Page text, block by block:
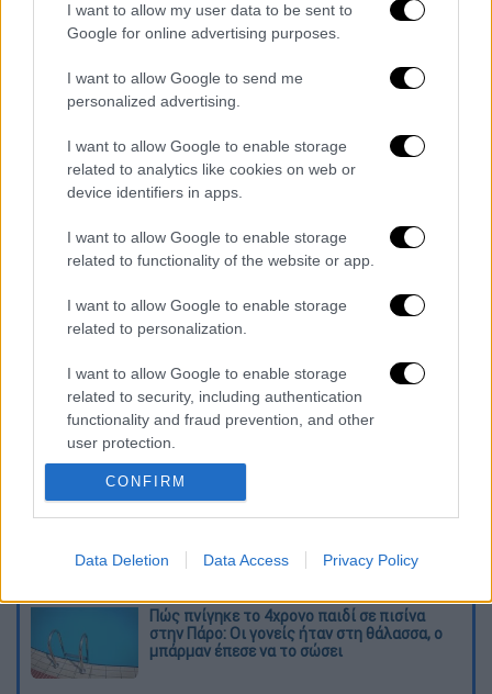
I want to allow my user data to be sent to
Google for online advertising purposes.
I want to allow Google to send me
personalized advertising.
I want to allow Google to enable storage
related to analytics like cookies on web or
device identifiers in apps.
I want to allow Google to enable storage
related to functionality of the website or app.
I want to allow Google to enable storage
related to personalization.
I want to allow Google to enable storage
related to security, including authentication
functionality and fraud prevention, and other
user protection.
CONFIRM
Data Deletion Data Access Privacy Policy
ΕΘΝΟΣ θα παρεμβαίνει και τα προσβλητικά σχόλια θα
διαγράφονται
καταχώρηση
Διαβάστε ακόμη
Από το Μίσιγκαν στον Λευκό Οίκο: Τι
σημαίνει η νίκη του Αμπντούλ Ελ-Σαγέντ
για τους Δημοκρατικούς
Εκείνος που άλλαξε την πορεία της
Πώς πνίγηκε το 4χρονο παιδί σε πισίνα
στην Πάρο: Οι γονείς ήταν στη θάλασσα, ο
μπάρμαν έπεσε να το σώσει